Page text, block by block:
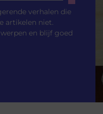
verhalen die
artikelen niet.
en blijf goed